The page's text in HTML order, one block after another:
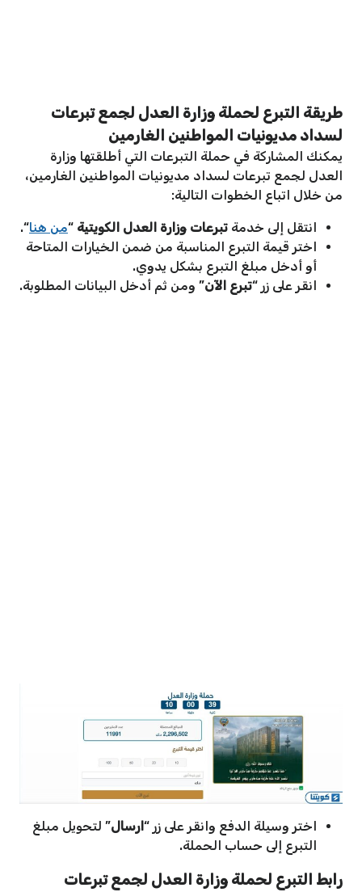
طريقة التبرع لحملة وزارة العدل لجمع تبرعات
لسداد مديونيات المواطنين الغارمين
يمكنك المشاركة في حملة التبرعات التي أطلقتها وزارة
العدل لجمع تبرعات لسداد مديونيات المواطنين الغارمين،
من خلال اتباع الخطوات التالية:
انتقل إلى خدمة تبرعات وزارة العدل الكويتية “من هنا“.
اختر قيمة التبرع المناسبة من ضمن الخيارات المتاحة
أو أدخل مبلغ التبرع بشكل يدوي.
انقر على زر “تبرع الآن” ومن ثم أدخل البيانات المطلوبة.
اختر وسيلة الدفع وانقر على زر “ارسال” لتحويل مبلغ
التبرع إلى حساب الحملة.
رابط التبرع لحملة وزارة العدل لجمع تبرعات